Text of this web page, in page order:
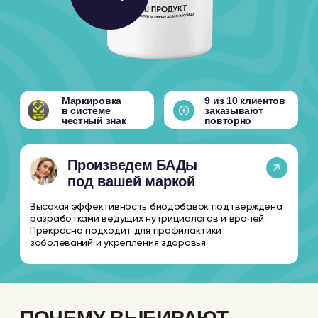
Высокая эффективность биодобавок подтверждена
Прекрасно подходит для профилактики
заболеваний и укрепления здоровья
под вашей маркой
35
Готовых рецептур
бадов
для производства
под вашим брендом
0₽
Стоимость СГР
при заказе
продукции
Скидка на первый
Различных видов
ПОЧЕМУ ВЫБИРАЮТ
КОНТРАКТНОЕ
ПРОИЗВОДСТВО
ЗДРАВФАРМ?